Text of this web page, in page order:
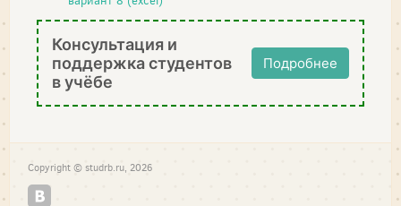
Консультация и
поддержка студентов
в учёбе
Подробнее
Copyright © studrb.ru, 2026